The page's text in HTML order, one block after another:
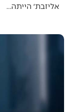
אליזבת׳ הייתה…